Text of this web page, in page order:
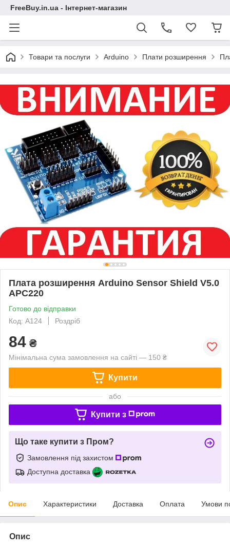
FreeBuy.in.ua - Інтернет-магазин
Товари та послуги Arduino Плати розширення
Плата розширення Arduino Sensor Shield V5.0
APC220
Готово до відправки
Код: А124
Роздріб
84 ₴
Мінімальна сума замовлення на сайті — 150 ₴
Купити
або
Купити з
Що таке купити з Пром?
Замовлення під захистом
Доступна доставка
Опис Характеристики Доставка Оплата Умови
Опис